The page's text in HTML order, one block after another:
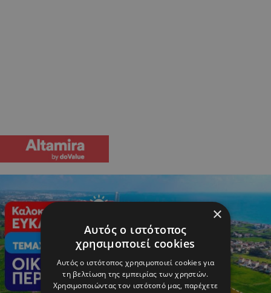
×
Αυτός ο ιστότοπος
χρησιμοποιεί cookies
Αυτός ο ιστότοπος χρησιμοποιεί cookies για
τη βελτίωση της εμπειρίας των χρηστών.
Χρησιμοποιώντας τον ιστότοπό μας, παρέχετε